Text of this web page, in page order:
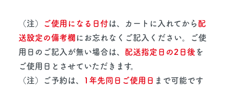
（注） ご使用になる日付は、カートに入れてから配
送設定の備考欄 にお忘れなくご記入ください。ご使
用日のご記入が無い場合は、 配送指定日の2日後 を
ご使用日とさせていただきます。
（注）ご予約は、
1年先同日ご使用日 まで可能です